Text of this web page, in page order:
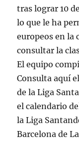
tras lograr 10
lo que le ha
europeos en la
consultar la
El equipo
Consulta aquí
de la Liga
el calendario
la Liga
Barcelona de